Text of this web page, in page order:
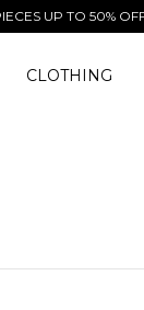
UP TO 50% OFF
CLOTHING